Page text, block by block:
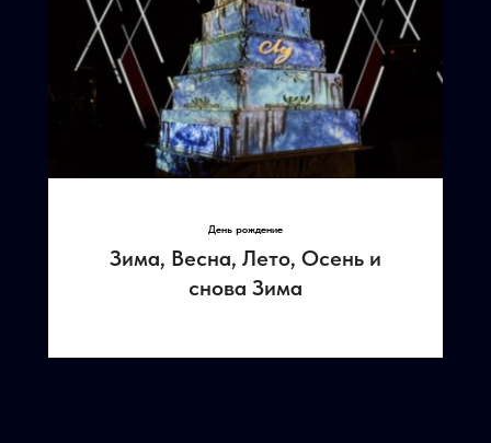
День рождение
Зима, Весна, Лето, Осень и
снова Зима